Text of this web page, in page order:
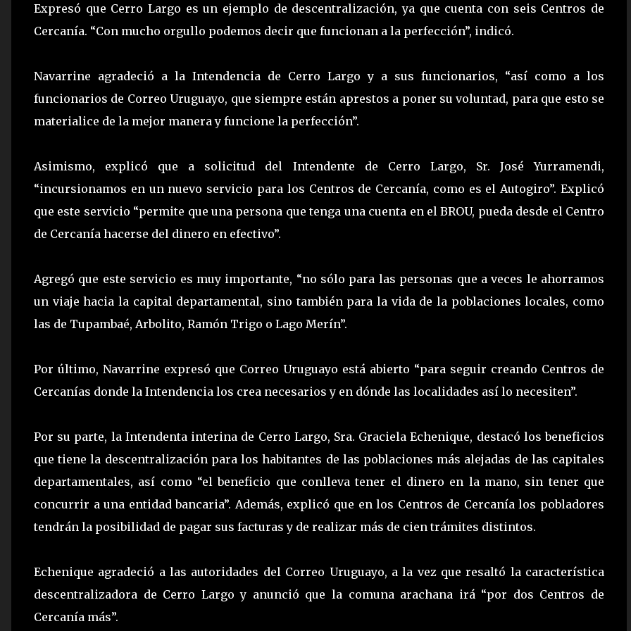
Expresó que Cerro Largo es un ejemplo de descentralización, ya que cuenta con seis Centros de
Cercanía. “Con mucho orgullo podemos decir que funcionan a la perfección”, indicó.
Navarrine agradeció a la Intendencia de Cerro Largo y a sus funcionarios, “así como a los
funcionarios de Correo Uruguayo, que siempre están aprestos a poner su voluntad, para que esto se
materialice de la mejor manera y funcione la perfección”.
Asimismo, explicó que a solicitud del Intendente de Cerro Largo, Sr. José Yurramendi,
“incursionamos en un nuevo servicio para los Centros de Cercanía, como es el Autogiro”. Explicó
que este servicio “permite que una persona que tenga una cuenta en el BROU, pueda desde el Centro
de Cercanía hacerse del dinero en efectivo”.
Agregó que este servicio es muy importante, “no sólo para las personas que a veces le ahorramos
un viaje hacia la capital departamental, sino también para la vida de la poblaciones locales, como
las de Tupambaé, Arbolito, Ramón Trigo o Lago Merín”.
Por último, Navarrine expresó que Correo Uruguayo está abierto “para seguir creando Centros de
Cercanías donde la Intendencia los crea necesarios y en dónde las localidades así lo necesiten”.
Por su parte, la Intendenta interina de Cerro Largo, Sra. Graciela Echenique, destacó los beneficios
que tiene la descentralización para los habitantes de las poblaciones más alejadas de las capitales
departamentales, así como “el beneficio que conlleva tener el dinero en la mano, sin tener que
concurrir a una entidad bancaria”. Además, explicó que en los Centros de Cercanía los pobladores
tendrán la posibilidad de pagar sus facturas y de realizar más de cien trámites distintos.
Echenique agradeció a las autoridades del Correo Uruguayo, a la vez que resaltó la característica
descentralizadora de Cerro Largo y anunció que la comuna arachana irá “por dos Centros de
Cercanía más”.